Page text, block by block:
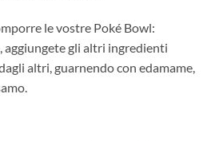
le vostre Poké Bowl:
aggiungete gli altri ingredienti
altri, guarnendo con edamame,